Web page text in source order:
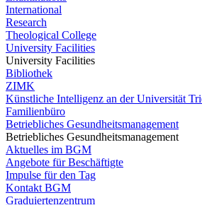
International
Research
Theological College
University Facilities
University Facilities
Bibliothek
ZIMK
Künstliche Intelligenz an der Universität
Familienbüro
Betriebliches Gesundheitsmanagement
Betriebliches Gesundheitsmanagement
Aktuelles im BGM
Angebote für Beschäftigte
Impulse für den Tag
Kontakt BGM
Graduiertenzentrum